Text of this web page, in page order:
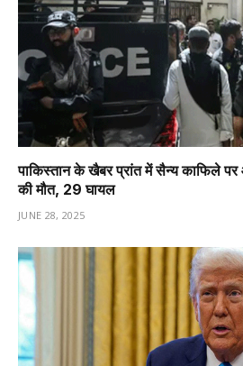
पाकिस्तान के खैबर प्रांत में सैन्य काफिले पर
की मौत, 29 घायल
JUNE 28, 2025